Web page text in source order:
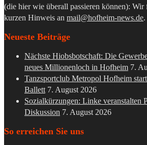
(die hier wie überall passieren können): Wir
kurzen Hinweis an mail@hofheim-news.de.
Neueste Beiträge
Nächste Hiobsbotschaft: Die
neues Millionenloch in Hofheim 7.
Tanzsportclub Metropol Hofheim
Ballett 7. August 2026
Sozialkürzungen: Linke veranstalten
Diskussion 7. August 2026
So erreichen Sie uns